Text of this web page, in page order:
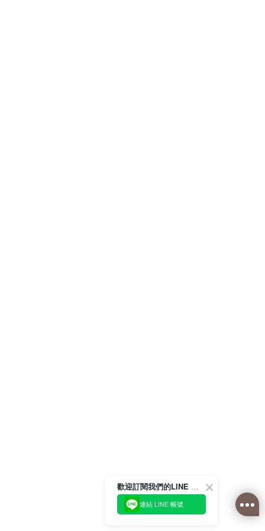
歡迎訂閱我們的LINE 官方帳號
連結 LINE 帳號